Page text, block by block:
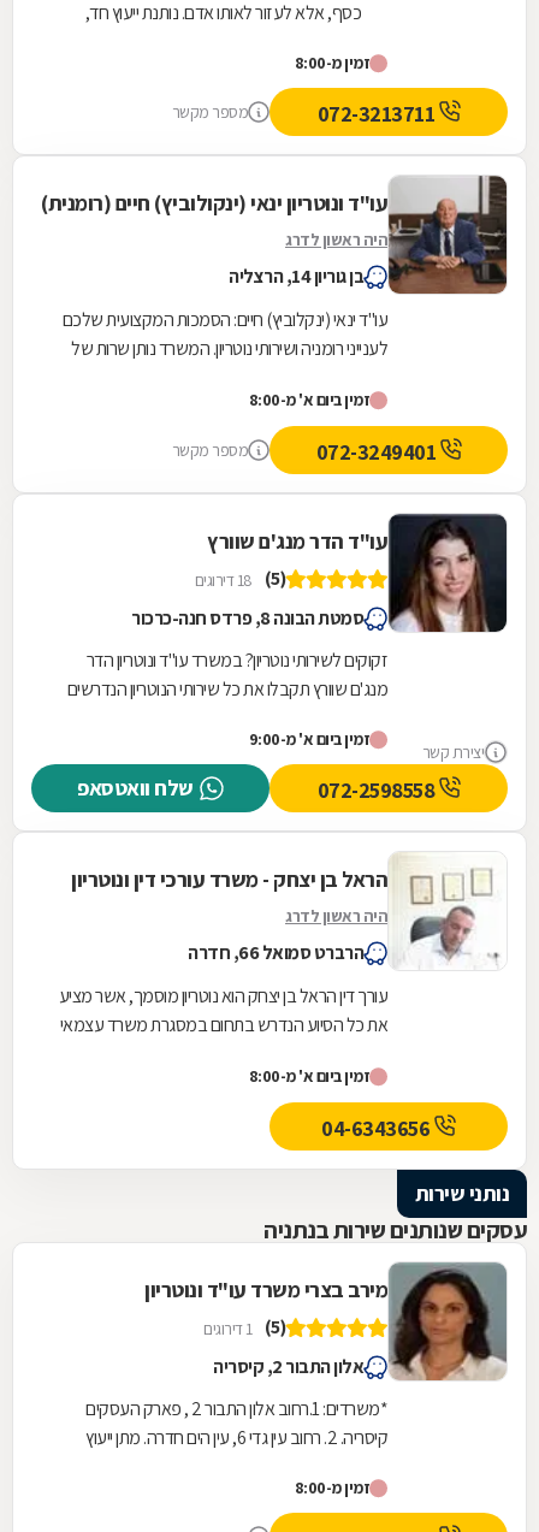
כסף, אלא לעזור לאותו אדם. נותנת ייעוץ חד,
ממליצה בחום ! אין כמוה :)
זמין מ-8:00
מספר מקשר
עו"ד ונוטריון ינאי (ינקולוביץ) חיים (רומנית)
היה ראשון לדרג
בן גוריון 14, הרצליה
עו"ד ינאי (ינקלוביץ) חיים: הסמכות המקצועית שלכם
לענייני רומניה ושירותי נוטריון. המשרד נותן שרות של
זמין ביום א' מ-8:00
מספר מקשר
יצירת קשר
עו"ד הדר מנג'ם שוורץ
(5) 18 דירוגים
סמטת הבונה 8, פרדס חנה-כרכור
זקוקים לשירותי נוטריון? במשרד עו"ד ונוטריון הדר
מנג'ם שוורץ תקבלו את כל שירותי הנוטריון הנדרשים
חנה...זמין ביום א' מ-9:00
שלח וואטסאפ 072-2598558
הראל בן יצחק - משרד עורכי דין ונוטריון
היה ראשון לדרג
הרברט סמואל 66, חדרה
עורך דין הראל בן יצחק הוא נוטריון מוסמך, אשר מציע
את כל הסיוע הנדרש בתחום במסגרת משרד עצמאי
זמין ביום א' מ-8:00
נותני שירות
עסקים שנותנים שירות בנתניה
מירב בצרי משרד עו"ד ונוטריון
(5) 1 דירוגים
אלון התבור 2, קיסריה
*משרדים: 1.רחוב אלון התבור 2 , פארק העסקים
קיסריה. 2. רחוב עין גדי 6, עין הים חדרה. מתן ייעוץ
זמין מ-8:00